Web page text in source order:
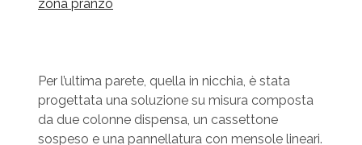
Per l’ultima parete, quella in nicchia, è stata
progettata una soluzione su misura composta
da due colonne dispensa, un cassettone
sospeso e una pannellatura con mensole lineari.